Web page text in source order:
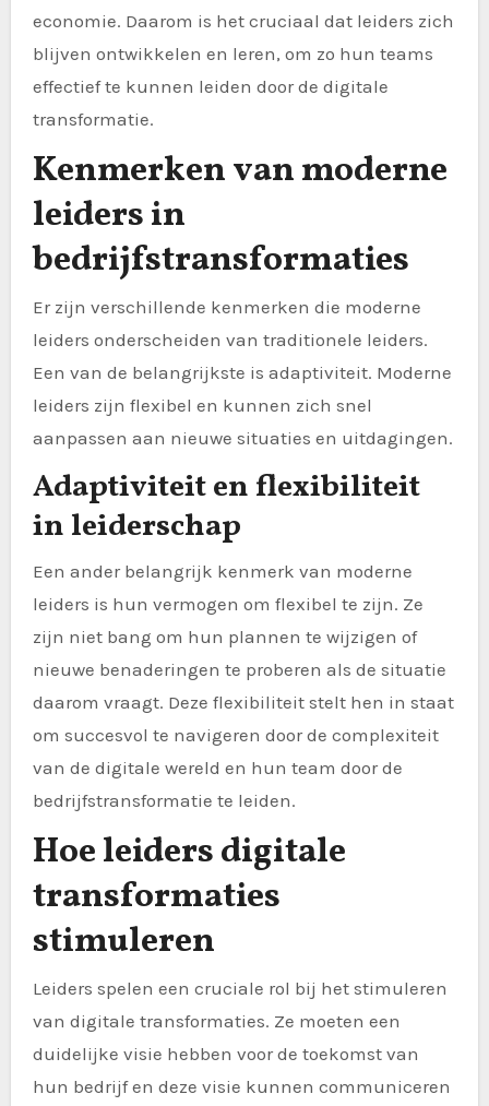
economie. Daarom is het cruciaal dat leiders zich
blijven ontwikkelen en leren, om zo hun teams
effectief te kunnen leiden door de digitale
transformatie.
Kenmerken van moderne
leiders in
bedrijfstransformaties
Er zijn verschillende kenmerken die moderne
leiders onderscheiden van traditionele leiders.
Een van de belangrijkste is adaptiviteit. Moderne
leiders zijn flexibel en kunnen zich snel
aanpassen aan nieuwe situaties en uitdagingen.
Adaptiviteit en flexibiliteit
in leiderschap
Een ander belangrijk kenmerk van moderne
leiders is hun vermogen om flexibel te zijn. Ze
zijn niet bang om hun plannen te wijzigen of
nieuwe benaderingen te proberen als de situatie
daarom vraagt. Deze flexibiliteit stelt hen in staat
om succesvol te navigeren door de complexiteit
van de digitale wereld en hun team door de
bedrijfstransformatie te leiden.
Hoe leiders digitale
transformaties
stimuleren
Leiders spelen een cruciale rol bij het stimuleren
van digitale transformaties. Ze moeten een
duidelijke visie hebben voor de toekomst van
hun bedrijf en deze visie kunnen communiceren